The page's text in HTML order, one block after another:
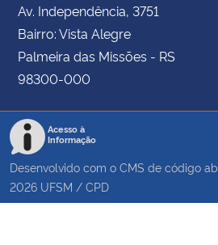
Av. Independência, 3751
Bairro: Vista Alegre
Palmeira das Missões - RS
98300-000
Acesso à
Informação
Desenvolvido com o CMS de código
2026 UFSM / CPD